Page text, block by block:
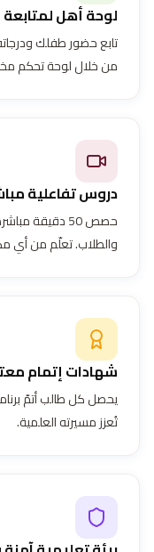
لوحة أهل لمتابعة
تابع حضور طفلك
من خلال لوحة تحكم
دروس تفاعلية
حصص 50 دقيقة
والطلاب. تعلّم من أي
شهادات إتمام
يحصل كل طالب أتمّ
تُعزز مسيرته العلمية.